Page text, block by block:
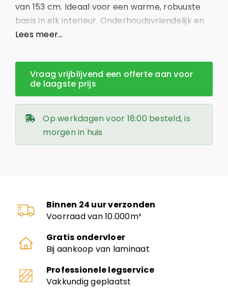
van 153 cm. Ideaal voor een warme, robuuste
basis in elk interieur. Onderhoudsvriendelijk en
slijtvast.
Lees meer…
Vraag vrijblijvend een offerte aan voor
de laagste prijs
Op werkdagen voor 18:00 besteld, is
morgen in huis
Binnen 24 uur verzonden
Voorraad van 10.000m²
Gratis ondervloer
Bij aankoop van laminaat
Professionele legservice
Vakkundig geplaatst